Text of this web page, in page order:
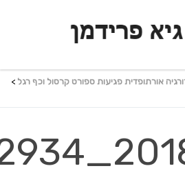
אורתופדית פגיעות ספורט קרסול וכף רגל >